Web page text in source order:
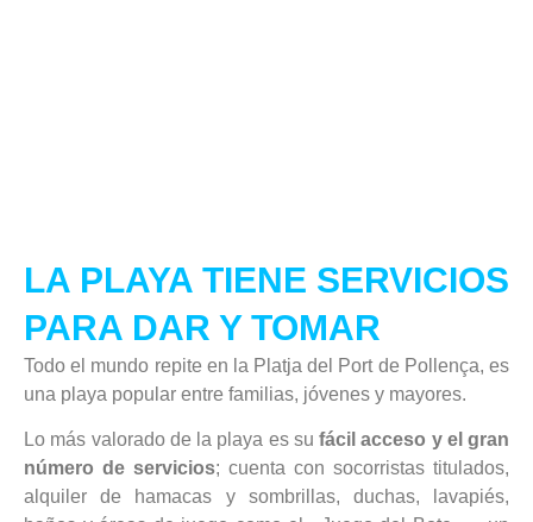
LA PLAYA TIENE SERVICIOS
PARA DAR Y TOMAR
Todo el mundo repite en la Platja del Port de Pollença, es
una playa popular entre familias, jóvenes y mayores.
Lo más valorado de la playa es su fácil acceso y el gran
número de servicios; cuenta con socorristas titulados,
alquiler de hamacas y sombrillas, duchas, lavapiés,